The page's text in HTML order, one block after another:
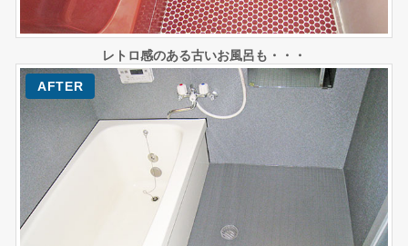
レトロ感のある古いお風呂も・・・